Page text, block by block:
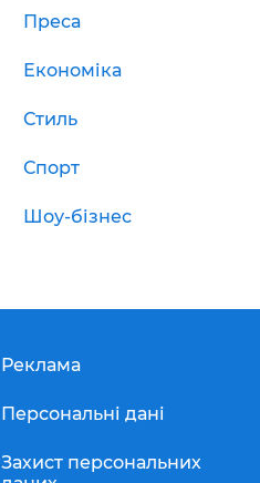
Преса
Економіка
Стиль
Спорт
Шоу-бізнес
Реклама
Персональні дані
Захист персональних